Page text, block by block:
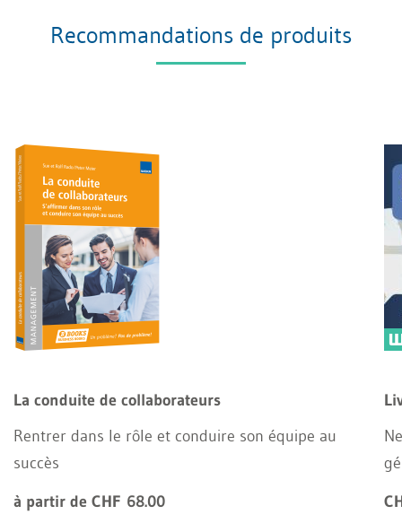
Recommandations de produits
La conduite de collaborateurs
Rentrer dans le rôle et conduire son équipe au
succès
à partir de CHF 68.00